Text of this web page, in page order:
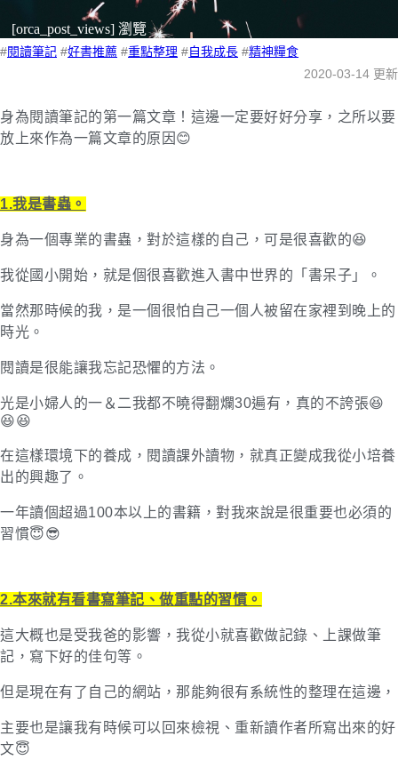
[orca_post_views] 瀏覽
#閱讀筆記 #好書推薦 #重點整理 #自我成長 #精神糧食
2020-03-14 更新
身為閱讀筆記的第一篇文章！這邊一定要好好分享，之所以要
放上來作為一篇文章的原因😊
1.我是書蟲。
身為一個專業的書蟲，對於這樣的自己，可是很喜歡的😆
我從國小開始，就是個很喜歡進入書中世界的「書呆子」。
當然那時候的我，是一個很怕自己一個人被留在家裡到晚上的
時光。
閱讀是很能讓我忘記恐懼的方法。
光是小婦人的一＆二我都不曉得翻爛30遍有，真的不誇張😆
😆😆
在這樣環境下的養成，閱讀課外讀物，就真正變成我從小培養
出的興趣了。
一年讀個超過100本以上的書籍，對我來說是很重要也必須的
習慣😇😎
2.本來就有看書寫筆記、做重點的習慣。
這大概也是受我爸的影響，我從小就喜歡做記錄、上課做筆
記，寫下好的佳句等。
但是現在有了自己的網站，那能夠很有系統性的整理在這邊，
主要也是讓我有時候可以回來檢視、重新讀作者所寫出來的好
文😇